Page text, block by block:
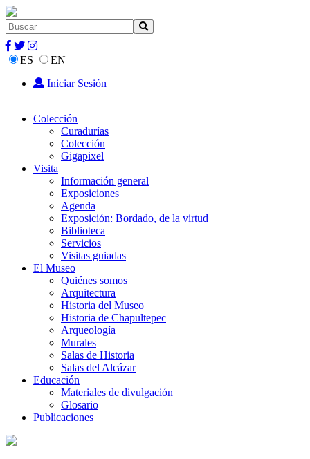
ES
EN
Iniciar Sesión
Colección
Curadurías
Colección
Gigapixel
Visita
Información general
Exposiciones
Agenda
Exposición: Bordado, de la virtud
Biblioteca
Servicios
Visitas guiadas
El Museo
Quiénes somos
Arquitectura
Historia del Museo
Historia de Chapultepec
Arqueología
Murales
Salas de Historia
Salas del Alcázar
Educación
Materiales de divulgación
Glosario
Publicaciones